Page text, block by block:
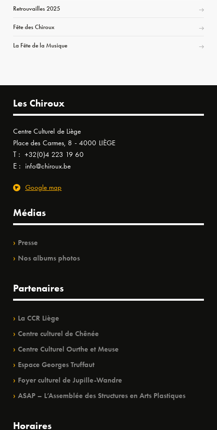
Retrouvailles 2025
Fête des Chiroux
La Fête de la Musique
Les Chiroux
Centre Culturel de Liège
Place des Carmes, 8 - 4000 LIÈGE
T : +32(0)4 223 19 60
E : info@chiroux.be
Google map
Médias
Presse
Nos albums photos
Partenaires
La CCR Liège
Centre culturel de Chênée
Centre Culturel Ourthe et Meuse
Espace Georges Truffaut
Foyer culturel de Jupille-Wandre
ASAP – L’Assemblée des Structures en Arts Plastiques
Horaires